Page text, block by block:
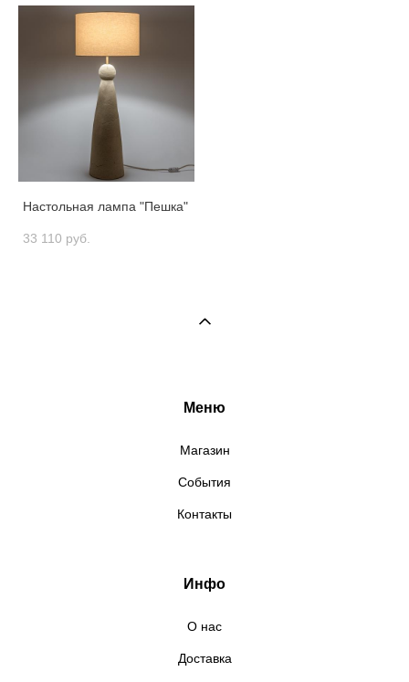
Настольная лампа "Пешка"
33 110 pуб.
Меню
Магазин
События
Контакты
Инфо
О нас
Доставка